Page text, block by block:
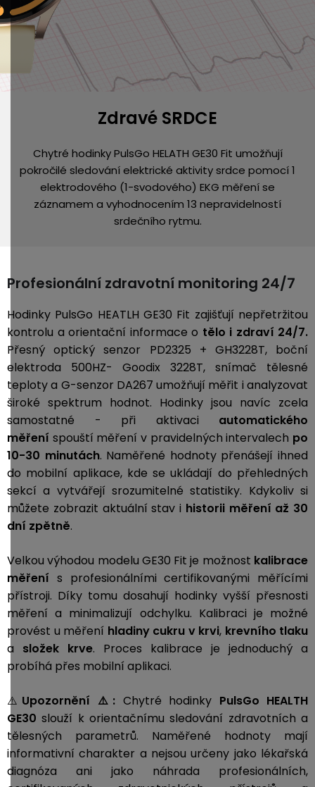
Zdravé SRDCE
Chytré hodinky PulsGo HELATH GE30 Fit umožňují
pokročilé sledování elektrické aktivity srdce pomocí 1
elektrodového (1-svodového) EKG měření se
záznamem a vyhodnocením 13 nepravidelností
srdečního rytmu.
Profesionální zdravotní monitoring 24/7
Hodinky PulsGo HEATLH GE30 Fit zajišťují nepřetržitou
kontrolu a orientační informace o tělo i zdraví 24/7.
Přesný optický senzor PD2325 + GH3228T, boční
elektroda 500HZ- Goodix 3228T, snímač tělesné
teploty a G-senzor DA267 umožňují měřit i analyzovat
široké spektrum hodnot. Hodinky jsou navíc zcela
samostatné - při aktivaci
automatického
měření spouští měření v pravidelných intervalech po
10-30 minutách. Naměřené hodnoty přenášejí ihned
do mobilní aplikace, kde se ukládají do přehledných
sekcí a vytvářejí srozumitelné statistiky. Kdykoliv si
můžete zobrazit aktuální stav i historii měření až 30
dní zpětně.
Velkou výhodou modelu GE30 Fit je možnost kalibrace
měření s profesionálními certifikovanými měřícími
přístroji. Díky tomu dosahují hodinky vyšší přesnosti
měření a minimalizují odchylku. Kalibraci je možné
provést u měření hladiny cukru v krvi, krevního tlaku
a složek krve. Proces kalibrace je jednoduchý a
probíhá přes mobilní aplikaci.
⚠️ Upozornění ⚠️: Chytré hodinky PulsGo HEALTH
GE30 slouží k orientačnímu sledování zdravotních a
tělesných parametrů. Naměřené hodnoty mají
informativní charakter a nejsou určeny jako lékařská
diagnóza ani jako náhrada profesionálních,